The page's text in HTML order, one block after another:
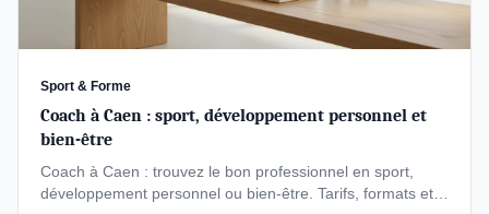
Sport & Forme
Coach à Caen : sport, développement personnel et
bien-être
Coach à Caen : trouvez le bon professionnel en sport,
développement personnel ou bien-être. Tarifs, formats et